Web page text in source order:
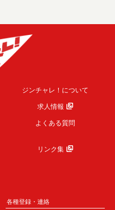
ジンチャレ！について
求人情報
よくある質問
リンク集
各種登録・連絡